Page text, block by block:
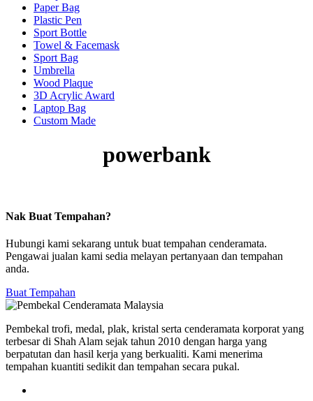
Paper Bag
Plastic Pen
Sport Bottle
Towel & Facemask
Sport Bag
Umbrella
Wood Plaque
3D Acrylic Award
Laptop Bag
Custom Made
powerbank
Nak Buat Tempahan?
Hubungi kami sekarang untuk buat tempahan cenderamata.
Pengawai jualan kami sedia melayan pertanyaan dan tempahan
anda.
Buat Tempahan
Pembekal trofi, medal, plak, kristal serta cenderamata korporat yang
terbesar di Shah Alam sejak tahun 2010 dengan harga yang
berpatutan dan hasil kerja yang berkualiti. Kami menerima
tempahan kuantiti sedikit dan tempahan secara pukal.